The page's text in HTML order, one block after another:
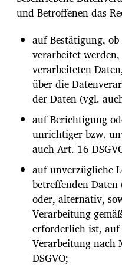
und Betroffenen das
auf Bestätigung,
verarbeitet
verarbeiteten
über die
der Daten (vgl.
auf Berichtigung
unrichtiger bzw.
auch Art. 16
auf unverzügliche
betreffenden
oder, alternativ,
Verarbeitung
erforderlich ist,
Verarbeitung nach
DSGVO;